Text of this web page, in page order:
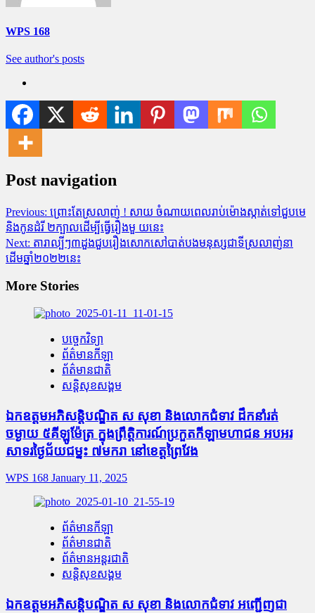
WPS 168
See author's posts
Post navigation
Previous: ព្រោះតែស្រលាញ់ ! សាយ ចំណាយពេលរាប់ម៉ោងស្កាត់ទៅជួបមេ
និងកូនដំរី ២ក្បាលដើម្បីធ្វើរឿងមួ យនេះ
Next: តារាល្បីៗ៣ដួងជួបរឿងសោកសៅបាត់បងមនុស្សជាទីស្រលាញ់នា
ដើមឆ្នាំ២០២២នេះ
More Stories
បច្ចេកវិទ្យា
ព័ត៌មានកីឡា
ព័ត៌មានជាតិ
សន្តិសុខសង្គម
ឯកឧត្តមអភិសន្តិបណ្ឌិត ស សុខា និងលោកជំទាវ ដឹកនាំរត់
ចម្ងាយ ៥គីឡូម៉ែត្រ ក្នុងព្រឹត្តិការណ៍ប្រកួតកីឡាមហាជន អបអរ
សាទរថ្ងៃជ័យជម្នះ ៧មករា នៅខេត្តព្រៃវែង
WPS 168 January 11, 2025
ព័ត៌មានកីឡា
ព័ត៌មានជាតិ
ព័ត៌មានអន្តរជាតិ
សន្តិសុខសង្គម
ឯកឧត្តមអភិសន្តិបណ្ឌិត ស សុខា និងលោកជំទាវ អញ្ជើញជា